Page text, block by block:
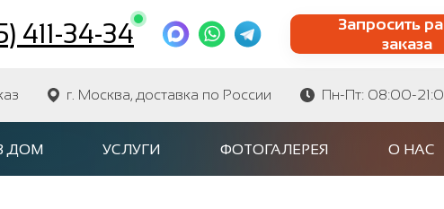
411-34-34
Запросить
заказа
Найти по сайту
г. Москва, доставка по России Пн-Пт: 08:00-
ДОМ УСЛУГИ ФОТОГАЛЕРЕЯ О НАС